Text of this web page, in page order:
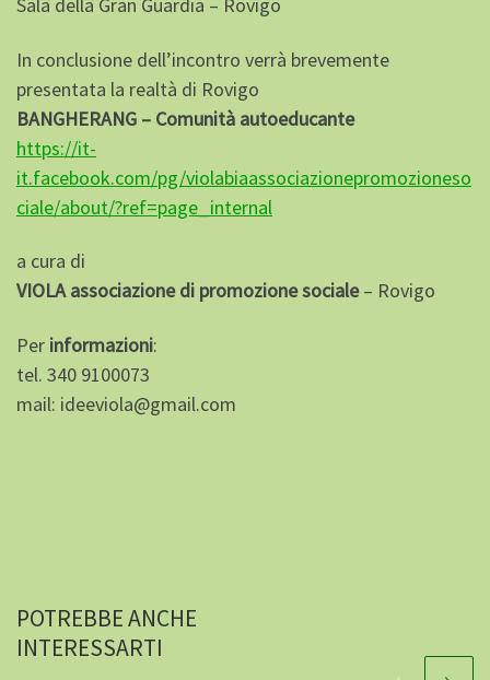
In conclusione dell’incontro verrà brevemente
presentata la realtà di Rovigo
BANGHERANG – Comunità autoeducante
https://it-
it.facebook.com/pg/violabiaassociazionepromozioneso
ciale/about/?ref=page_internal
a cura di
VIOLA associazione di promozione sociale– Rovigo
Per informazioni:
tel. 340 9100073
mail: ideeviola@gmail.com
POTREBBE ANCHE
INTERESSARTI